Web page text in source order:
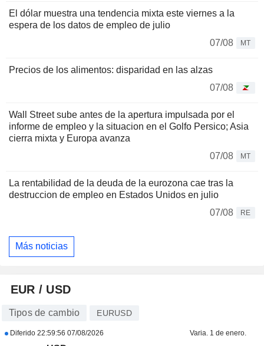
El dólar muestra una tendencia mixta este viernes a la
espera de los datos de empleo de julio
07/08
MT
Precios de los alimentos: disparidad en las alzas
07/08
Wall Street sube antes de la apertura impulsada por el
informe de empleo y la situacion en el Golfo Persico; Asia
cierra mixta y Europa avanza
07/08
MT
La rentabilidad de la deuda de la eurozona cae tras la
destruccion de empleo en Estados Unidos en julio
07/08
RE
Más noticias
EUR / USD
Tipos de cambio EURUSD
Diferido 22:59:56 07/08/2026 Varia. 1 de enero.